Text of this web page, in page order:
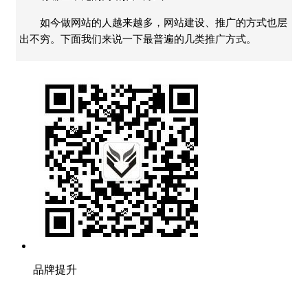
如今做网站的人越来越多，网站建设、推广的方式也层
出不穷。下面我们来说一下最普遍的几类推广方式。
品牌提升